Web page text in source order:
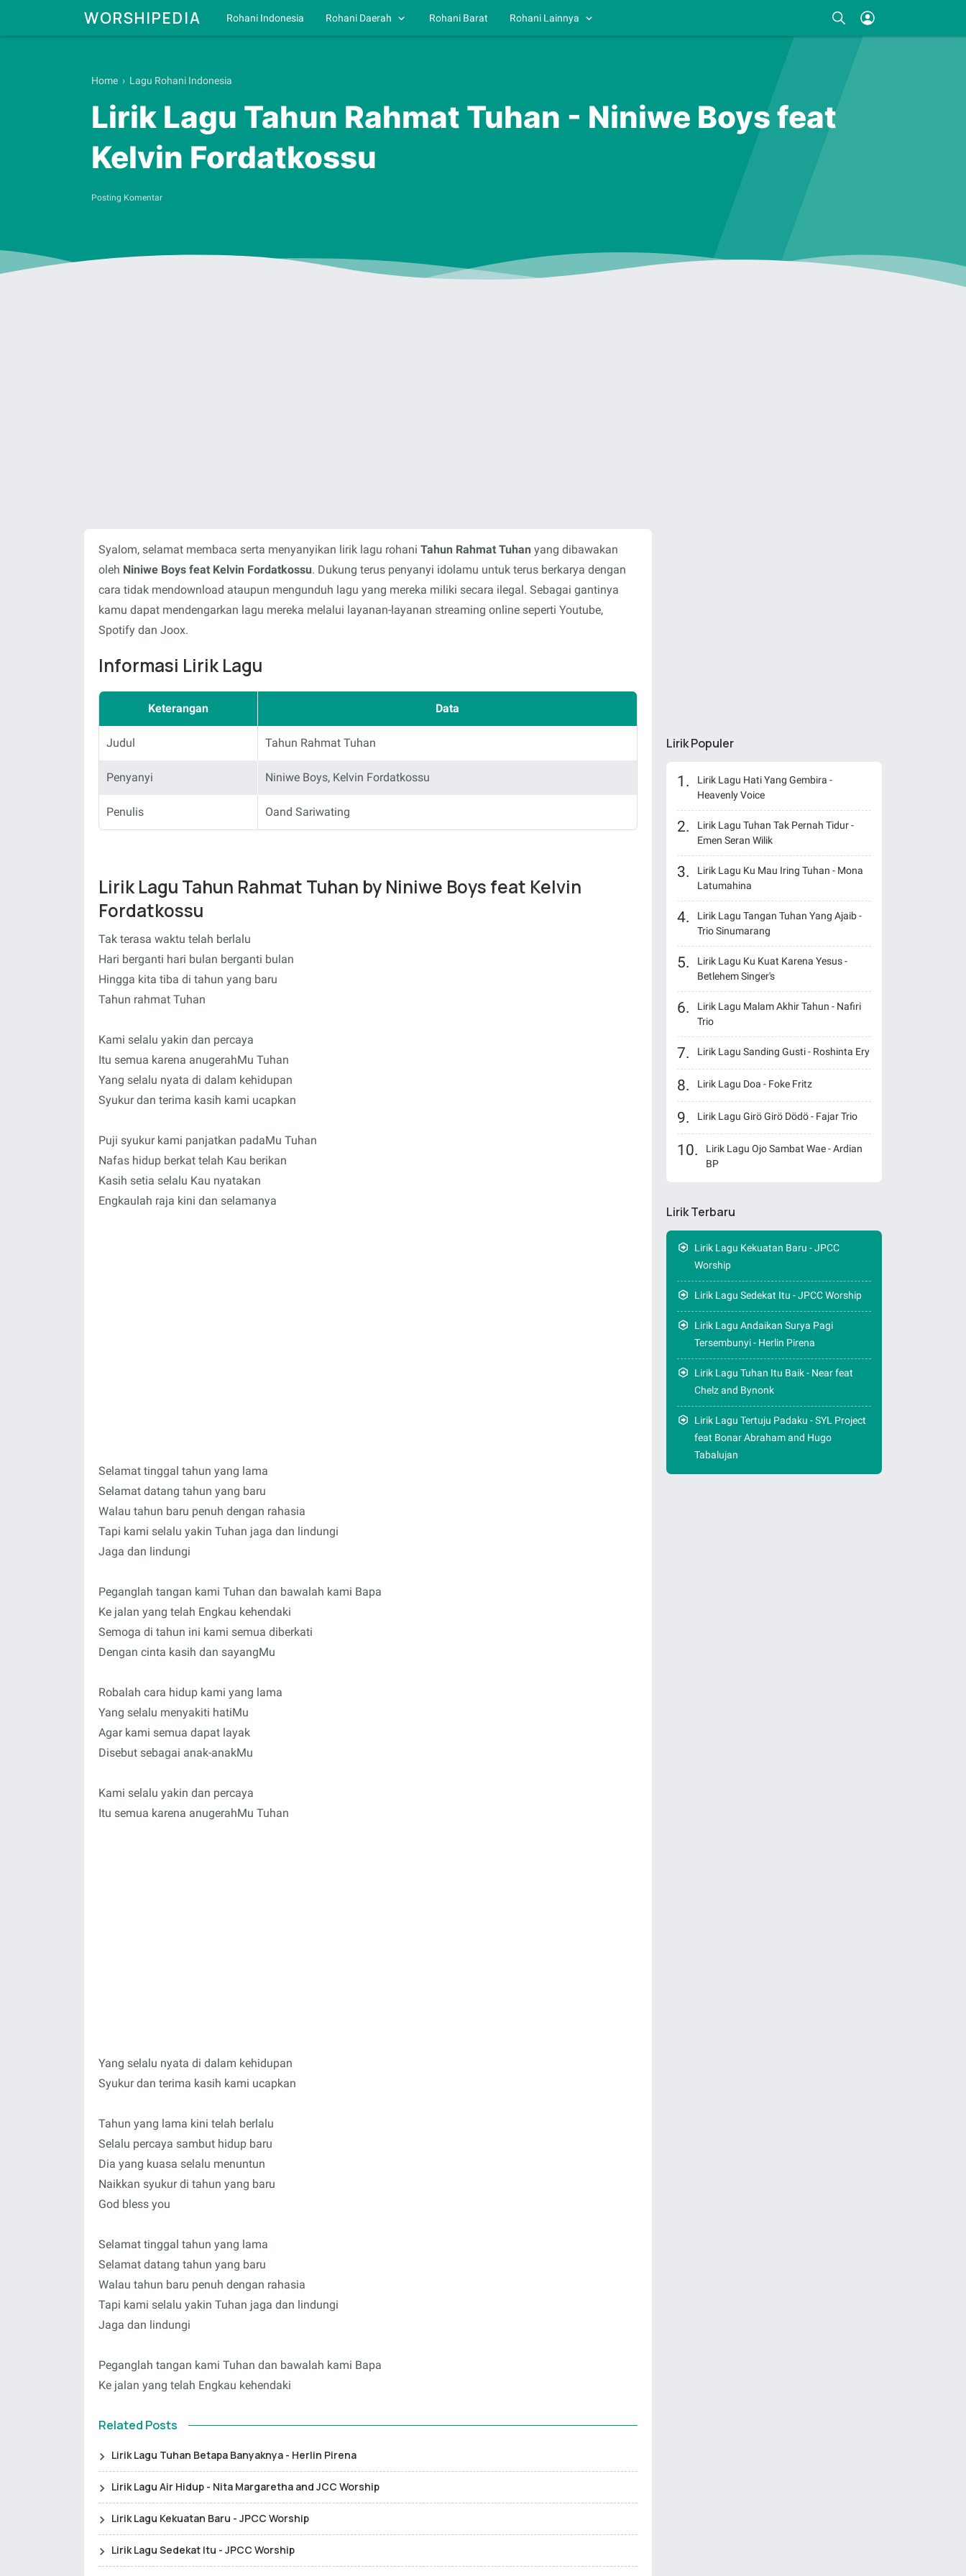
WORSHIPEDIA Rohani Indonesia Rohani Daerah Rohani Barat Rohani Lainnya
Home › Lagu Rohani Indonesia
Lirik Lagu Tahun Rahmat Tuhan - Niniwe Boys feat
Kelvin Fordatkossu
Posting Komentar
Syalom, selamat membaca serta menyanyikan lirik lagu rohani Tahun Rahmat Tuhan yang dibawakan
oleh Niniwe Boys feat Kelvin Fordatkossu. Dukung terus penyanyi idolamu untuk terus berkarya dengan
cara tidak mendownload ataupun mengunduh lagu yang mereka miliki secara ilegal. Sebagai gantinya
kamu dapat mendengarkan lagu mereka melalui layanan-layanan streaming online seperti Youtube,
Spotify dan Joox.
Informasi Lirik Lagu
Keterangan Data
Judul Tahun Rahmat Tuhan
Penyanyi Niniwe Boys, Kelvin Fordatkossu
Penulis Oand Sariwating
Lirik Lagu Tahun Rahmat Tuhan by Niniwe Boys feat Kelvin
Fordatkossu
Tak terasa waktu telah berlalu
Hari berganti hari bulan berganti bulan
Hingga kita tiba di tahun yang baru
Tahun rahmat Tuhan
Kami selalu yakin dan percaya
Itu semua karena anugerahMu Tuhan
Yang selalu nyata di dalam kehidupan
Syukur dan terima kasih kami ucapkan
Puji syukur kami panjatkan padaMu Tuhan
Nafas hidup berkat telah Kau berikan
Kasih setia selalu Kau nyatakan
Engkaulah raja kini dan selamanya
Selamat tinggal tahun yang lama
Selamat datang tahun yang baru
Walau tahun baru penuh dengan rahasia
Tapi kami selalu yakin Tuhan jaga dan lindungi
Jaga dan lindungi
Peganglah tangan kami Tuhan dan bawalah kami Bapa
Ke jalan yang telah Engkau kehendaki
Semoga di tahun ini kami semua diberkati
Dengan cinta kasih dan sayangMu
Robalah cara hidup kami yang lama
Yang selalu menyakiti hatiMu
Agar kami semua dapat layak
Disebut sebagai anak-anakMu
Kami selalu yakin dan percaya
Itu semua karena anugerahMu Tuhan
Yang selalu nyata di dalam kehidupan
Syukur dan terima kasih kami ucapkan
Tahun yang lama kini telah berlalu
Selalu percaya sambut hidup baru
Dia yang kuasa selalu menuntun
Naikkan syukur di tahun yang baru
God bless you
Selamat tinggal tahun yang lama
Selamat datang tahun yang baru
Walau tahun baru penuh dengan rahasia
Tapi kami selalu yakin Tuhan jaga dan lindungi
Jaga dan lindungi
Peganglah tangan kami Tuhan dan bawalah kami Bapa
Ke jalan yang telah Engkau kehendaki
Related Posts
Lirik Lagu Tuhan Betapa Banyaknya - Herlin Pirena
Lirik Lagu Air Hidup - Nita Margaretha and JCC Worship
Lirik Lagu Kekuatan Baru - JPCC Worship
Lirik Lagu Sedekat Itu - JPCC Worship
Lirik Populer
Lirik Lagu Hati Yang Gembira -
Heavenly Voice
Lirik Lagu Tuhan Tak Pernah Tidur -
Emen Seran Wilik
Lirik Lagu Ku Mau Iring Tuhan - Mona
Latumahina
Lirik Lagu Tangan Tuhan Yang Ajaib -
Trio Sinumarang
Lirik Lagu Ku Kuat Karena Yesus -
Betlehem Singer's
Lirik Lagu Malam Akhir Tahun - Nafiri
Trio
Lirik Lagu Sanding Gusti - Roshinta Ery
Lirik Lagu Doa - Foke Fritz
Lirik Lagu Girö Girö Dödö - Fajar Trio
Lirik Lagu Ojo Sambat Wae - Ardian
BP
Lirik Terbaru
Lirik Lagu Kekuatan Baru - JPCC
Worship
Lirik Lagu Sedekat Itu - JPCC Worship
Lirik Lagu Andaikan Surya Pagi
Tersembunyi - Herlin Pirena
Lirik Lagu Tuhan Itu Baik - Near feat
Chelz and Bynonk
Lirik Lagu Tertuju Padaku - SYL Project
feat Bonar Abraham and Hugo
Tabalujan